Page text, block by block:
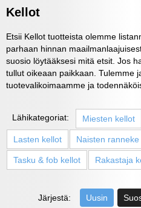
Kellot
Etsii Kellot tuotteista olemme
parhaan hinnan
suosio löytääksesi mitä etsit. Jos
tullut oikeaan paikkaan. Tulemme
tuotevalikoimaamme ja
Lähikategoriat: Miesten kellot
Lasten kellot Naisten
Tasku & fob kellot Rakastaja
Järjestä: Uusin